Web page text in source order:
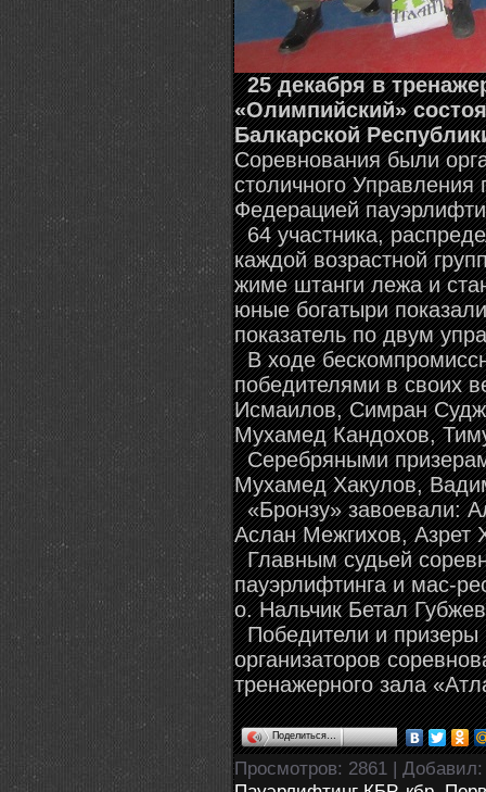
25 декабря в
«Олимпийский»
Балкарской
Соревнования были
столичного Управления
Федерацией
64 участника,
каждой возрастной
жиме штанги лежа и
юные богатыри
показатель по двум
В ходе
победителями в своих
Исмаилов, Симран
Мухамед Кандохов,
Серебряными
Мухамед Хакулов,
«Бронзу» завоевали:
Аслан Межгихов, Азрет
Главным судьей
пауэрлифтинга и мас-
о. Нальчик Бетал
Победители и призеры
организаторов
тренажерного зала
Поделиться…
Просмотров: 2861 | Добавил